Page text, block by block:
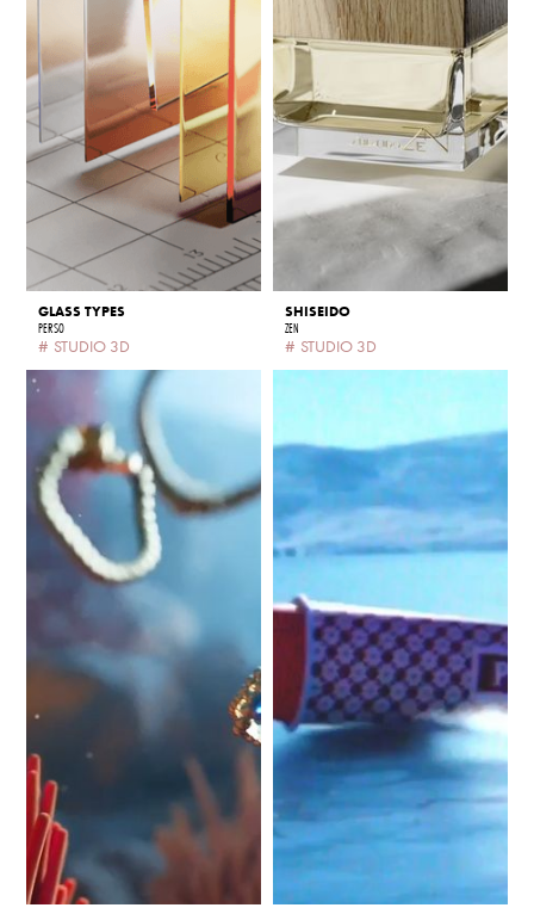
GLASS TYPES
PERSO
# STUDIO 3D
SHISEIDO
ZEN
# STUDIO 3D